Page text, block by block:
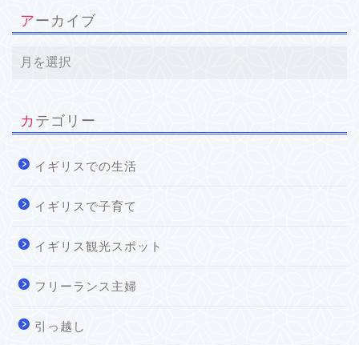
アーカイブ
カテゴリー
イギリスでの生活
イギリスで子育て
イギリス観光スポット
フリーランス主婦
引っ越し